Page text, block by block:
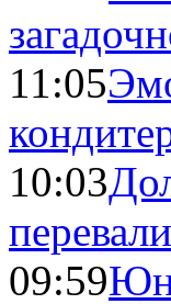
11:05
10:03
09:59